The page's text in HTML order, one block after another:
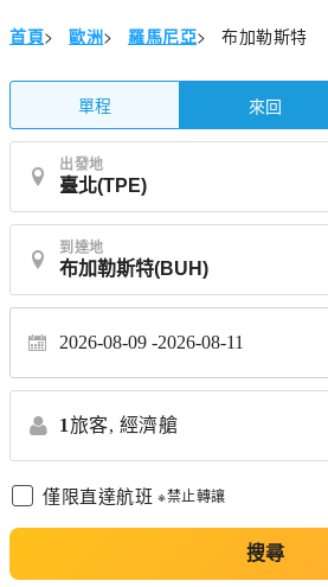
首頁> 歐洲> 羅馬尼亞> 布加勒斯特
單程 來回
出發地
到達地
2026-08-09 2026-08-11
1旅客, 經濟艙
僅限直達航班 ※禁止轉讓
搜尋